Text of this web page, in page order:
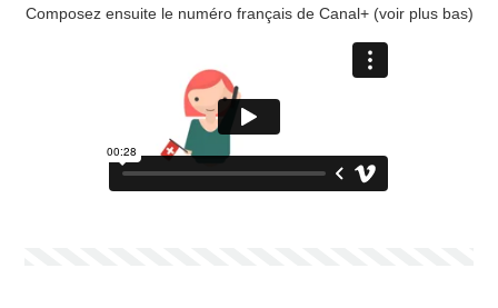
Composez ensuite le numéro français de Canal+ (voir plus bas)